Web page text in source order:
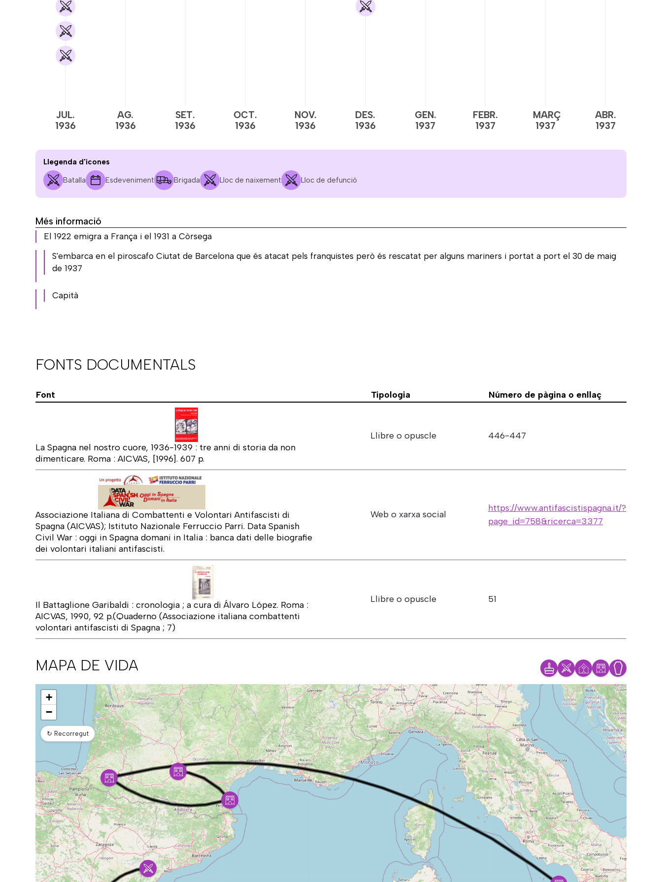
JUL.
1936
AG.
1936
SET.
1936
OCT.
1936
NOV.
1936
DES.
1936
GEN.
1937
FEBR.
1937
MARÇ
1937
ABR.
1937
Llegenda d'icones
Batalla Esdeveniment Brigada Lloc de naixement Lloc de defunció
Més informació
El 1922 emigra a França i el 1931 a Còrsega
S'embarca en el piroscafo Ciutat de Barcelona que és atacat pels franquistes però és rescatat per alguns mariners i portat a port el 30 de maig
de 1937
Capità
FONTS DOCUMENTALS
Font Tipologia Número de pàgina o enllaç
La Spagna nel nostro cuore, 1936-1939 : tre anni di storia da non
dimenticare. Roma : AICVAS, [1996]. 607 p.
Llibre o opuscle 446-447
Associazione Italiana di Combattenti e Volontari Antifascisti di
Spagna (AICVAS); Istituto Nazionale Ferruccio Parri. Data Spanish
Civil War : oggi in Spagna domani in Italia : banca dati delle biografie
dei volontari italiani antifascisti.
Web o xarxa social
https://www.antifascistispagna.it/?
page_id=758&ricerca=3377
Il Battaglione Garibaldi : cronologia ; a cura di Álvaro López. Roma :
AICVAS, 1990, 92 p.(Quaderno (Associazione italiana combattenti
volontari antifascisti di Spagna ; 7)
Llibre o opuscle 51
MAPA DE VIDA
Mapa
+
−
↻ Recorregut